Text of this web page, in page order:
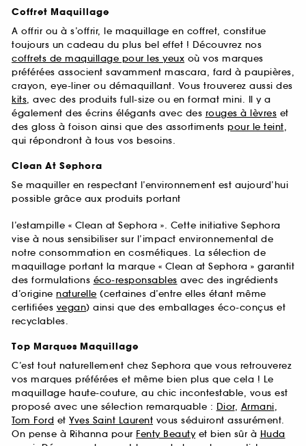
Coffret Maquillage
A offrir ou à s’offrir, le maquillage en coffret, constitue
toujours un cadeau du plus bel effet ! Découvrez nos
coffrets de maquillage pour les yeux où vos marques
préférées associent savamment mascara, fard à paupières,
crayon, eye-liner ou démaquillant. Vous trouverez aussi des
kits, avec des produits full-size ou en format mini. Il y a
également des écrins élégants avec des rouges à lèvres et
des gloss à foison ainsi que des assortiments pour le teint,
qui répondront à tous vos besoins.
Clean At Sephora
Se maquiller en respectant l’environnement est aujourd’hui
possible grâce aux produits portant
l’estampille « Clean at Sephora ». Cette initiative Sephora
vise à nous sensibiliser sur l’impact environnemental de
notre consommation en cosmétiques. La sélection de
maquillage portant la marque « Clean at Sephora » garantit
des formulations éco-responsables avec des ingrédients
d’origine naturelle (certaines d’entre elles étant même
certifiées vegan) ainsi que des emballages éco-conçus et
recyclables.
Top Marques Maquillage
C’est tout naturellement chez Sephora que vous retrouverez
vos marques préférées et même bien plus que cela ! Le
maquillage haute-couture, au chic incontestable, vous est
proposé avec une sélection remarquable : Dior, Armani,
Tom Ford et Yves Saint Laurent vous séduiront assurément.
On pense à Rihanna pour Fenty Beautyet bien sûr à Huda